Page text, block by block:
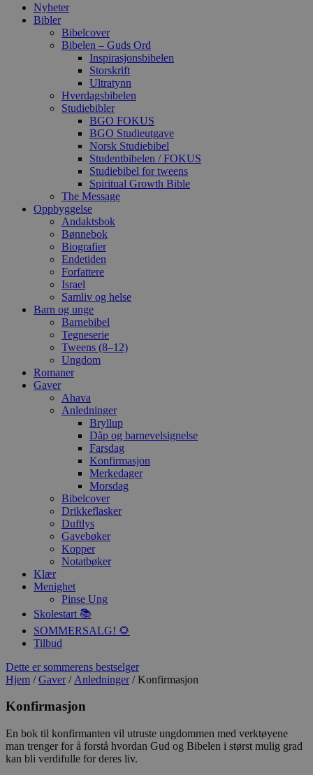
Nyheter
Bibler
Bibelcover
Bibelen – Guds Ord
Inspirasjonsbibelen
Storskrift
Ultratynn
Hverdagsbibelen
Studiebibler
BGO FOKUS
BGO Studieutgave
Norsk Studiebibel
Studentbibelen / FOKUS
Studiebibel for tweens
Spiritual Growth Bible
The Message
Oppbyggelse
Andaktsbok
Bønnebok
Biografier
Endetiden
Forfattere
Israel
Samliv og helse
Barn og unge
Barnebibel
Tegneserie
Tweens (8–12)
Ungdom
Romaner
Gaver
Ahava
Anledninger
Bryllup
Dåp og barnevelsignelse
Farsdag
Konfirmasjon
Merkedager
Morsdag
Bibelcover
Drikkeflasker
Duftlys
Gavebøker
Kopper
Notatbøker
Klær
Menighet
Pinse Ung
Skolestart 📚
SOMMERSALG! 🌻
Tilbud
Dette er sommerens bestselger
Hjem /Gaver/ Anledninger/ Konfirmasjon
Konfirmasjon
En bok til konfirmanten vil utruste ungdommen med verktøyene
man trenger for å forstå hvordan Gud og Bibelen i størst mulig grad
kan bli verdifulle for deres liv.